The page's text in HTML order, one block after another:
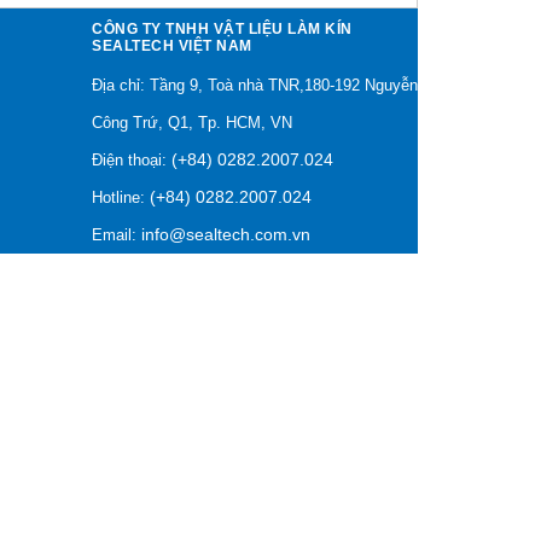
CÔNG TY TNHH VẬT LIỆU LÀM KÍN
SEALTECH VIỆT NAM
Địa chỉ: Tầng 9, Toà nhà TNR,180-192 Nguyễn
Công Trứ, Q1, Tp. HCM, VN
Điện thoại: (+84) 0282.2007.024
Hotline: (+84) 0282.2007.024
Email: info@sealtech.com.vn